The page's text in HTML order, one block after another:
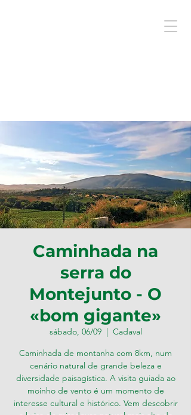
Caminhada na
serra do
Montejunto - O
«bom gigante»
sábado, 06/09
  |
Cadaval
Caminhada de montanha com 8km, num
cenário natural de grande beleza e
diversidade paisagística. A visita guiada ao
moinho de vento é um momento de
interesse cultural e histórico. Vem descobrir